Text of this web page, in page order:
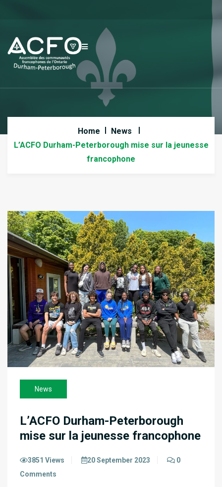
Home
News
L’ACFO Durham-Peterborough mise sur la jeunesse
francophone
News
L’ACFO Durham-Peterborough
mise sur la jeunesse francophone
3851 Views 20 September 2023
0
Comments